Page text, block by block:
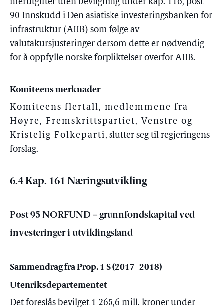
merutgifter uten bevilgning under kap. 116, post
90 Innskudd i Den asiatiske investeringsbanken for
infrastruktur (AIIB) som følge av
valutakursjusteringer dersom dette er nødvendig
for å oppfylle norske forpliktelser overfor AIIB.
Komiteens merknader
Komiteens flertall, medlemmene fra
Høyre, Fremskrittspartiet, Venstre og
Kristelig Folkeparti, slutter seg til regjeringens
forslag.
6.4 Kap. 161 Næringsutvikling
Post 95 NORFUND – grunnfondskapital ved
investeringer i utviklingsland
Sammendrag fra Prop. 1 S (2017–2018)
Utenriksdepartementet
Det foreslås bevilget 1 265,6 mill. kroner under